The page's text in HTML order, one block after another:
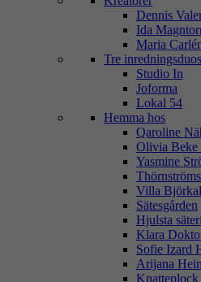
Dennis
Ida
Maria
Tre
Studio In
Joforma
Lokal 54
Hemma hos
Qaroline
Olivia Beke
Yasmine
Thörnströms
Villa
Sätesgården
Hjulsta säteri
Klara
Sofie Izard
Arijana
Knatteplock